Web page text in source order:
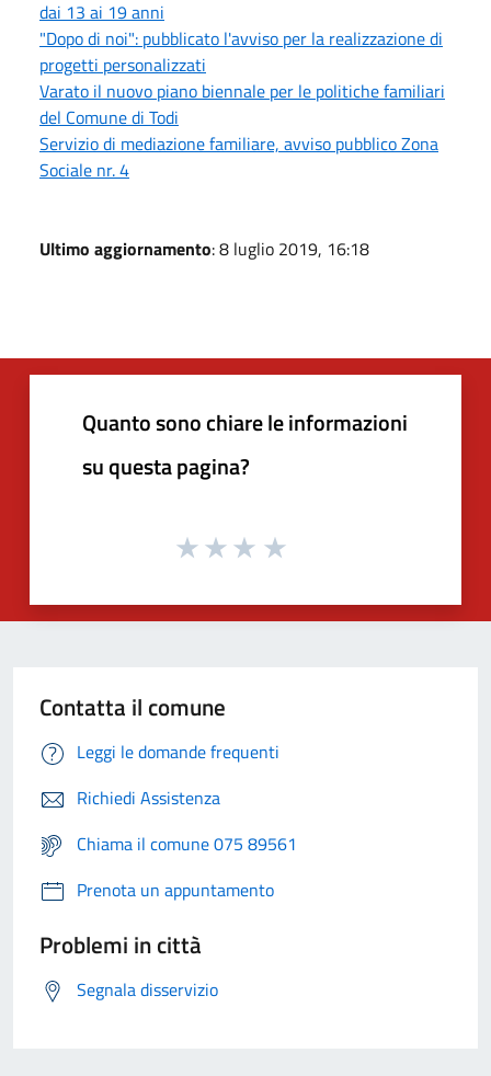
dai 13 ai 19 anni
"Dopo di noi": pubblicato l'avviso per la realizzazione di
progetti personalizzati
Varato il nuovo piano biennale per le politiche familiari
del Comune di Todi
Servizio di mediazione familiare, avviso pubblico Zona
Sociale nr. 4
Ultimo aggiornamento: 8 luglio 2019, 16:18
Quanto sono chiare le informazioni
su questa pagina?
Contatta il comune
Leggi le domande frequenti
Richiedi Assistenza
Chiama il comune 075 89561
Prenota un appuntamento
Problemi in città
Segnala disservizio